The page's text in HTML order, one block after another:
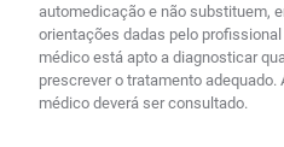
automedicação e não substituem,
orientações dadas pelo
médico está apto a diagnosticar
prescrever o tratamento
médico deverá ser consultado.